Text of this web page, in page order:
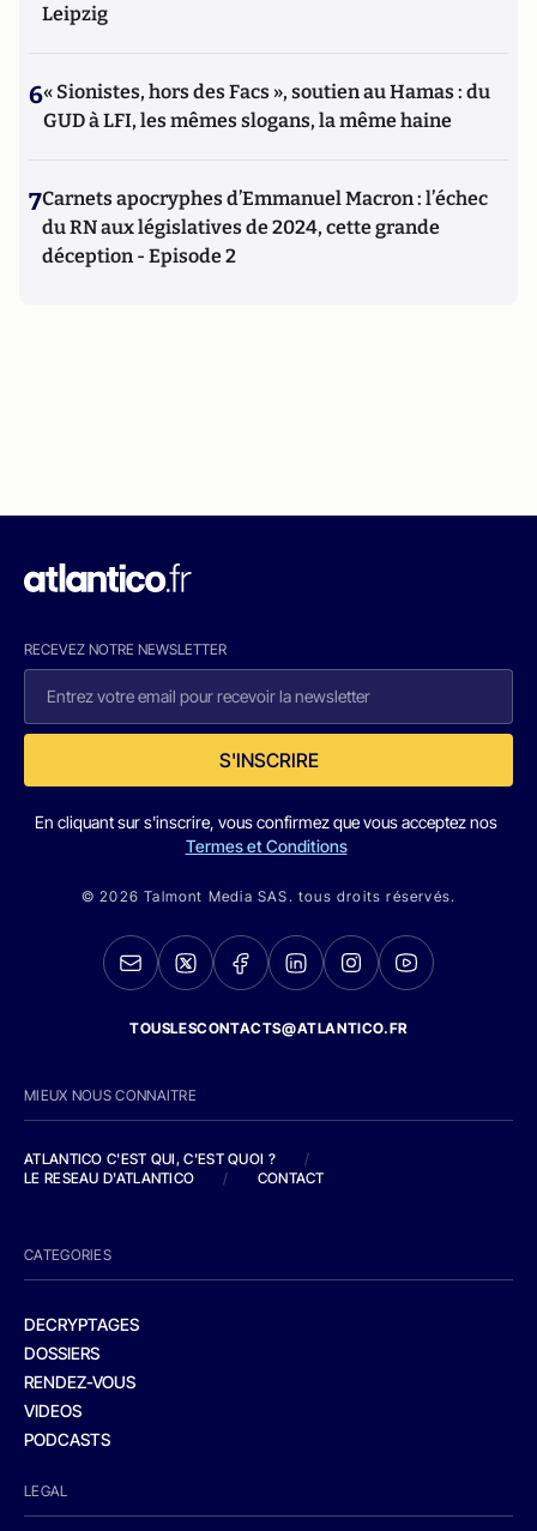
Leipzig
6« Sionistes, hors des Facs », soutien au Hamas : du
GUD à LFI, les mêmes slogans, la même haine
7Carnets apocryphes d’Emmanuel Macron : l’échec
du RN aux législatives de 2024, cette grande
déception - Episode 2
RECEVEZ NOTRE NEWSLETTER
S'INSCRIRE
En cliquant sur s'inscrire, vous confirmez que vous acceptez nos
Termes et Conditions
© 2026 Talmont Media SAS. tous droits réservés.
TOUSLESCONTACTS@ATLANTICO.FR
MIEUX NOUS CONNAITRE
ATLANTICO C'EST QUI, C'EST QUOI ?
/
LE RESEAU D'ATLANTICO
/ CONTACT
CATEGORIES
DECRYPTAGES
DOSSIERS
RENDEZ-VOUS
VIDEOS
PODCASTS
LEGAL